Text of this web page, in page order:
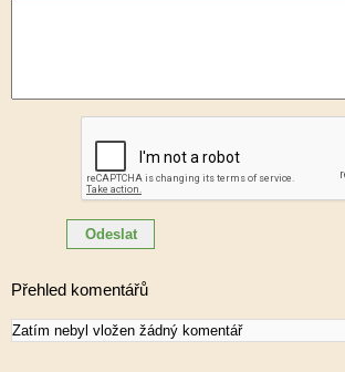
Přehled komentářů
Zatím nebyl vložen žádný komentář